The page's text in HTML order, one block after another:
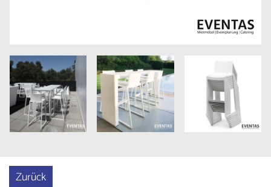
Größere
Bildversion
anzeigen
Größere
Bildversion
anzeigen
Bildversion
anzeigen
Zurück